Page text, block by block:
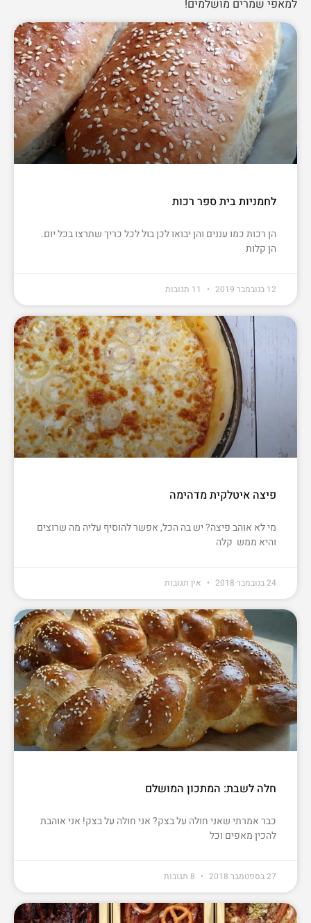
למאפי שמרים מושלמים!
לחמניות בית ספר רכות
הן רכות כמו עננים והן יבואו לכן בול לכל כריך שתרצו בכל יום.
הן קלות
11 תגובות
פיצה איטלקית מדהימה
מי לא אוהב פיצה? יש בה הכל, אפשר להוסיף עליה מה שרוצים
והיא ממש קלה
אין תגובות
חלה לשבת: המתכון המושלם
כבר אמרתי שאני חולה על בצק? אני חולה על בצק! אני אוהבת
להכין מאפים וכל
8 תגובות